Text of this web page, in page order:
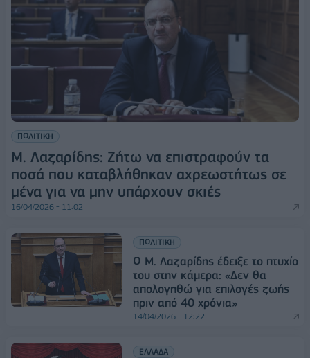
ΠΟΛΙΤΙΚΗ
Μ. Λαζαρίδης: Ζήτω να επιστραφούν τα
ποσά που καταβλήθηκαν αχρεωστήτως σε
μένα για να μην υπάρχουν σκιές
16/04/2026 - 11:02
ΠΟΛΙΤΙΚΗ
Ο Μ. Λαζαρίδης έδειξε το πτυχίο
του στην κάμερα: «Δεν θα
απολογηθώ για επιλογές ζωής
πριν από 40 χρόνια»
14/04/2026 - 12:22
ΕΛΛΑΔΑ